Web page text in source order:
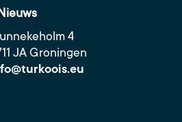
4
JA Groningen